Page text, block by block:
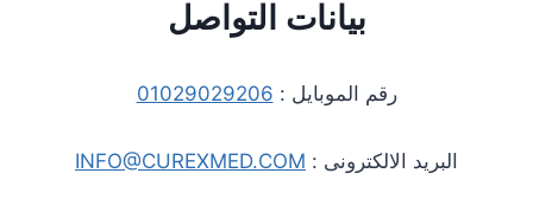
بيانات التواصل
رقم الموبايل : 01029029206
البريد الالكترونى : INFO@CUREXMED.COM